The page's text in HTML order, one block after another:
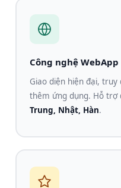
Công nghệ
Giao diện hiện đại, truy
thêm ứng dụng. Hỗ trợ
Trung, Nhật, Hàn.